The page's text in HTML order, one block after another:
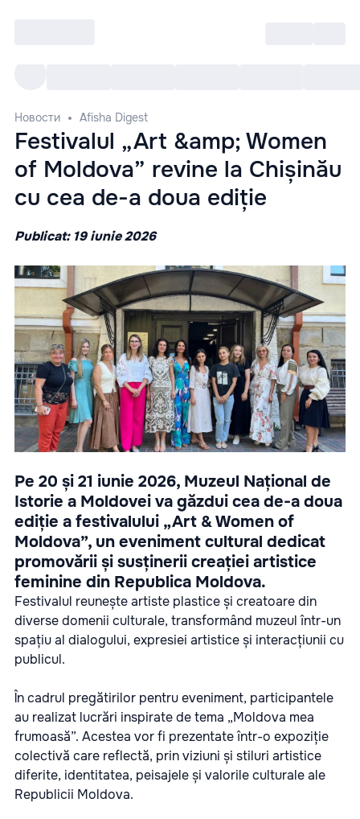
Новости Afisha Digest
Festivalul „Art &amp; Women
of Moldova” revine la Chișinău
cu cea de-a doua ediție
Publicat: 19 iunie 2026
Pe 20 și 21 iunie 2026, Muzeul Național de
Istorie a Moldovei va găzdui cea de-a doua
ediție a festivalului „Art & Women of
Moldova”, un eveniment cultural dedicat
promovării și susținerii creației artistice
feminine din Republica Moldova.
Festivalul reunește artiste plastice și creatoare din
diverse domenii culturale, transformând muzeul într-un
spațiu al dialogului, expresiei artistice și interacțiunii cu
publicul.
În cadrul pregătirilor pentru eveniment, participantele
au realizat lucrări inspirate de tema „Moldova mea
frumoasă”. Acestea vor fi prezentate într-o expoziție
colectivă care reflectă, prin viziuni și stiluri artistice
diferite, identitatea, peisajele și valorile culturale ale
Republicii Moldova.